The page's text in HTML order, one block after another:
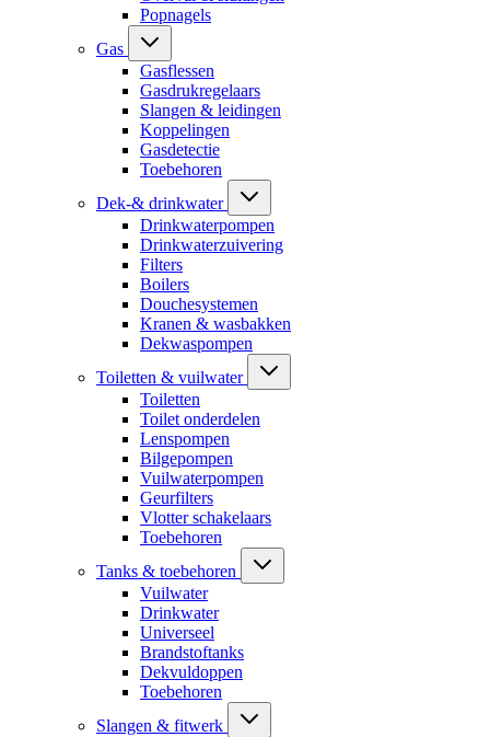
Popnagels
Gas
Gasflessen
Gasdrukregelaars
Slangen & leidingen
Koppelingen
Gasdetectie
Toebehoren
Dek-& drinkwater
Drinkwaterpompen
Drinkwaterzuivering
Filters
Boilers
Douchesystemen
Kranen & wasbakken
Dekwaspompen
Toiletten & vuilwater
Toiletten
Toilet onderdelen
Lenspompen
Bilgepompen
Vuilwaterpompen
Geurfilters
Vlotter schakelaars
Toebehoren
Tanks & toebehoren
Vuilwater
Drinkwater
Universeel
Brandstoftanks
Dekvuldoppen
Toebehoren
Slangen & fitwerk